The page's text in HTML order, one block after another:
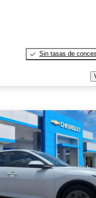
Sin tasas de